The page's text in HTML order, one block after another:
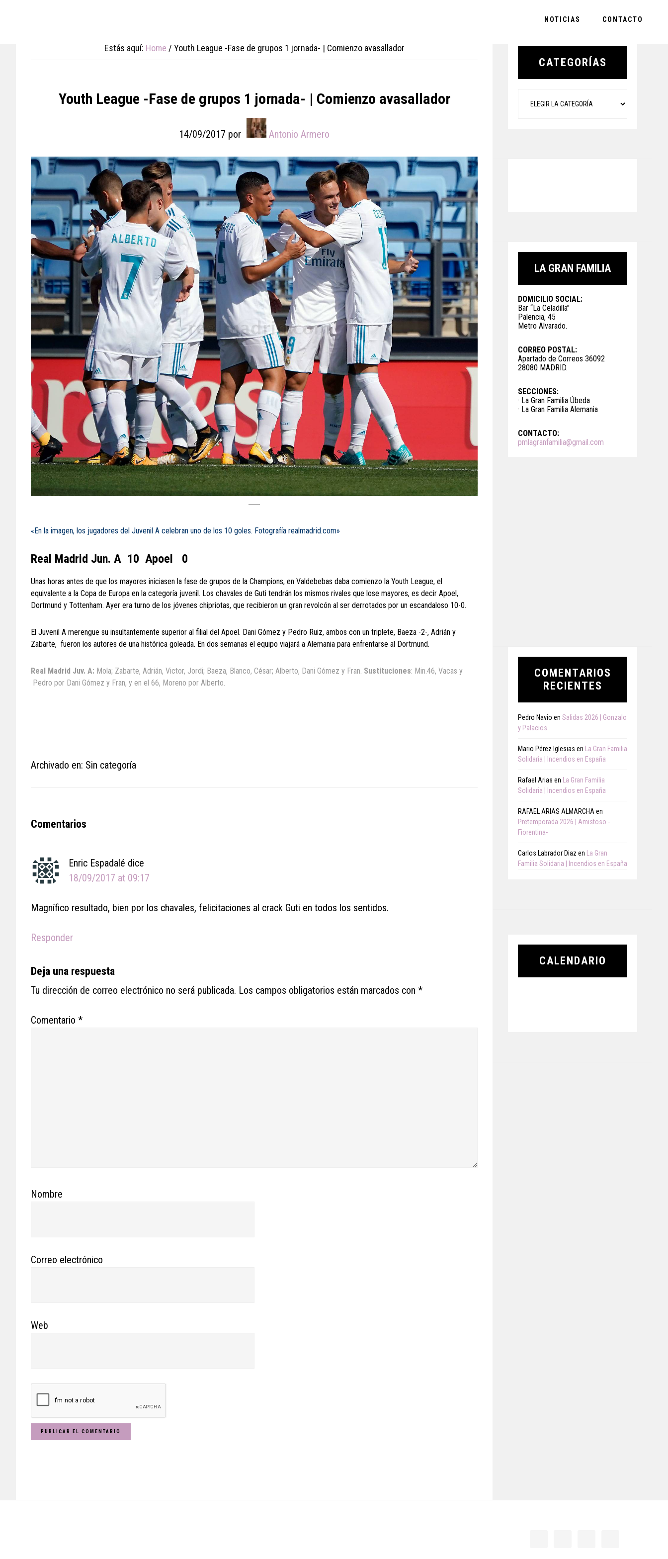
NOTICIAS CONTACTO
Estás aquí: Home / Youth League -Fase de grupos 1 jornada- | Comienzo avasallador
Youth League -Fase de grupos 1 jornada- | Comienzo avasallador
14/09/2017 por Antonio Armero
«En la imagen, los jugadores del Juvenil A celebran uno de los 10 goles. Fotografía realmadrid.com»
Real Madrid Jun. A 10 Apoel 0
Unas horas antes de que los mayores iniciasen la fase de grupos de la Champions, en Valdebebas daba comienzo la Youth League, el
equivalente a la Copa de Europa en la categoría juvenil. Los chavales de Guti tendrán los mismos rivales que lose mayores, es decir Apoel,
Dortmund y Tottenham. Ayer era turno de los jóvenes chipriotas, que recibieron un gran revolcón al ser derrotados por un escandaloso 10-0.
El Juvenil A merengue su insultantemente superior al filial del Apoel. Dani Gómez y Pedro Ruiz, ambos con un triplete, Baeza -2-, Adrián y
Zabarte, fueron los autores de una histórica goleada. En dos semanas el equipo viajará a Alemania para enfrentarse al Dortmund.
Real Madrid Juv. A: Mola; Zabarte, Adrián, Victor, Jordi; Baeza, Blanco, César; Alberto, Dani Gómez y Fran. Sustituciones: Min.46, Vacas y
Pedro por Dani Gómez y Fran, y en el 66, Moreno por Alberto.
Archivado en: Sin categoría
Reader
Comentarios
Enric Espadalé dice
18/09/2017 at 09:17
Magnífico resultado, bien por los chavales, felicitaciones al crack Guti en todos los sentidos.
Responder
Deja una respuesta
Tu dirección de correo electrónico no será publicada. Los campos obligatorios están marcados con *
Comentario *
Nombre
Correo electrónico
Web
Primary
CATEGORÍAS
LA GRAN FAMILIA
DOMICILIO SOCIAL:
Bar “La Celadilla”
Palencia, 45
Metro Alvarado.
CORREO POSTAL:
Apartado de Correos 36092
28080 MADRID.
SECCIONES:
· La Gran Familia Úbeda
· La Gran Familia Alemania
CONTACTO:
pmlagranfamilia@gmail.com
COMENTARIOS
RECIENTES
Pedro Navio en Salidas 2026 | Gonzalo
y Palacios
Mario Pérez Iglesias en
La Gran Familia
Solidaria | Incendios en España
Rafael Arias en
La Gran Familia
Solidaria | Incendios en España
RAFAEL ARIAS ALMARCHA en
Pretemporada 2026 | Amistoso -
Fiorentina-
Carlos Labrador Diaz en
La Gran
Familia Solidaria | Incendios en España
CALENDARIO